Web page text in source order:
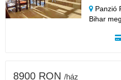
Panzió
Bihar
8900 RON /ház